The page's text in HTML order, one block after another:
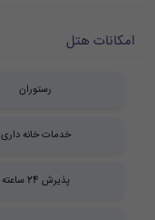
امکانات هتل
رستوران
خدمات خانه داری
پذیرش 24 ساعته